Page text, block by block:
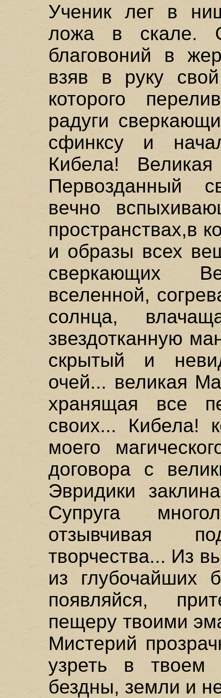
Ученик лег в
ложа в скале.
благовоний в
взяв в руку
которого
радуги
сфинксу и
Кибела!
Первозданный
вечно
пространствах,в
и образы всех
сверкающих
вселенной,
солнца,
звездотканную
скрытый и
очей... великая
хранящая все
своих... Кибела!
моего
договора с
Эвридики
Супруга
отзывчивая
творчества... Из
из глубочайших
появляйся,
пещеру твоими
Мистерий
узреть в твоем
бездны, земли и